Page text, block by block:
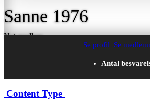
Sanne 1976
Nyt medlem
Se profil Se
Antal
2
Content Type